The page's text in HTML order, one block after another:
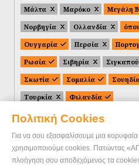
Πολιτική Cookies
Για να σου εξασφαλίσουμε μια
χρησιμοποιούμε cookies. Πατώντας
πλοήγηση σου αποδεχόμενος τα
Μάλτα
Μαρόκο Μεγάλη
Νορβηγία
Ολλανδία
Ουγγαρία
Περσία
Ρωσία
Σιβηρία
Σκωτία
Σομαλία
Τουρκία
Φιλανδία